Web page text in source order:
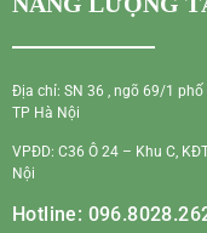
Địa chỉ: SN 36 , ngõ 69/1
TP Hà Nội
VPĐD: C36 Ô 24 – Khu C,
Nội
Hotline: